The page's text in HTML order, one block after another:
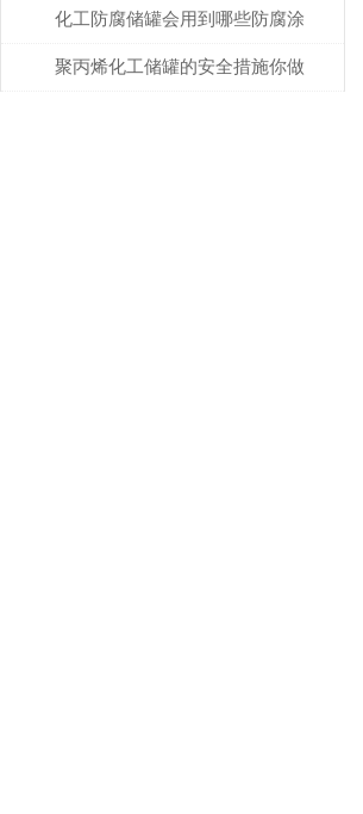
些“卖点”？
化工防腐储罐会用到哪些防腐涂
料防腐？
聚丙烯化工储罐的安全措施你做